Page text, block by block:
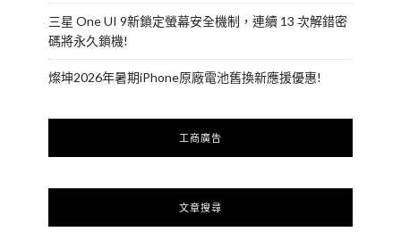
三星 One UI 9新鎖定螢幕安全機制，連續 13 次解錯密
碼將永久鎖機!
燦坤2026年暑期iPhone原廠電池舊換新應援優惠!
工商廣告
文章搜尋